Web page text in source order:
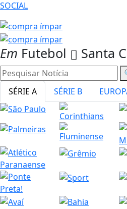
SOCIAL
Em Futebol Santa
SÉRIE A
SÉRIE B